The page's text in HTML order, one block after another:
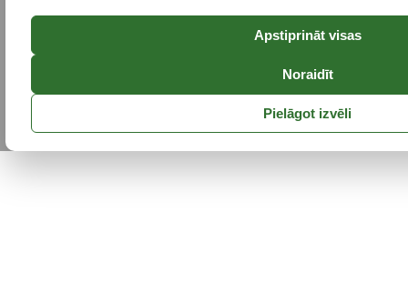
Apstiprināt visas
Noraidīt
Pielāgot izvēli